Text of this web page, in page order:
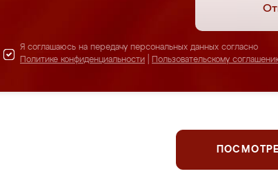
Я соглашаюсь на передачу персональных данных согласно
Политике конфиденциальности
Пользовательскому